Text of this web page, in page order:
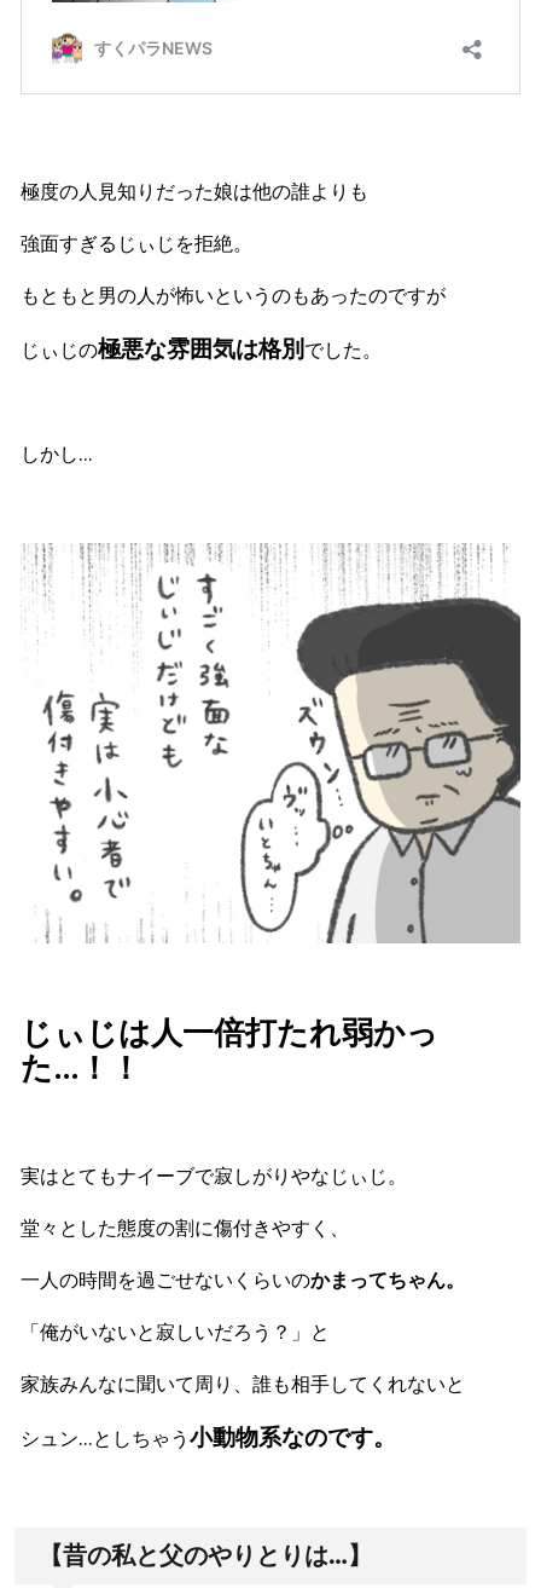
極度の人見知りだった娘は他の誰よりも
強面すぎるじぃじを拒絶。
もともと男の人が怖いというのもあったのですが
じぃじの極悪な雰囲気は格別でした。
しかし…
じぃじは人一倍打たれ弱かっ
た…！！
実はとてもナイーブで寂しがりやなじぃじ。
堂々とした態度の割に傷付きやすく、
一人の時間を過ごせないくらいのかまってちゃん。
「俺がいないと寂しいだろう？」と
家族みんなに聞いて周り、誰も相手してくれないと
シュン…としちゃう 小動物系なのです。
【昔の私と父のやりとりは…】